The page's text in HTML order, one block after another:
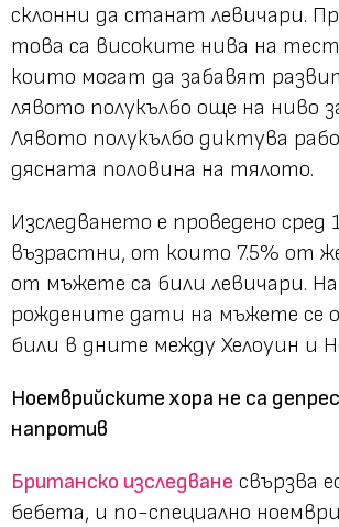
склонни да станат левичари.
това са високите нива на
които могат да забавят
лявото полукълбо още на ниво
Лявото полукълбо диктува
дясната половина на тялото.
Изследването е проведено сред
възрастни, от които 7.5% от
от мъжете са били левичари.
рождените дати на мъжете се
били в дните между Хелоуин и
Ноемврийските хора не са
напротив
Британско изследване свързва
бебета, и по-специално